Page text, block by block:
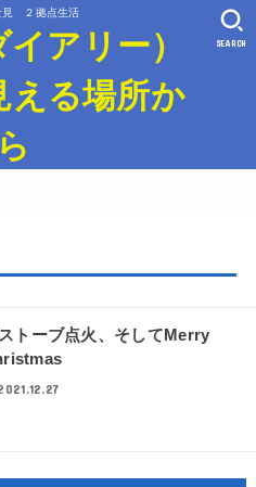
２拠点生活
アリー）
える場所か
ら
SEARCH
トーブ点火、そしてMerry